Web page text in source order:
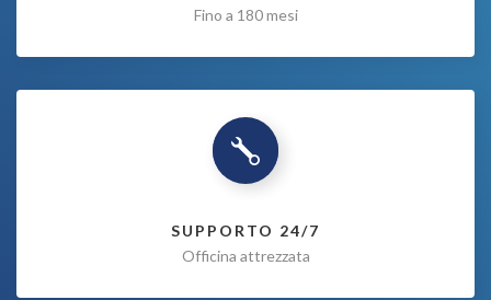
Fino a 180 mesi
SUPPORTO 24/7
Officina attrezzata